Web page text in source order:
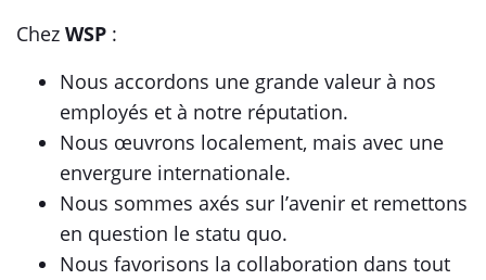
Chez WSP :
Nous accordons une grande valeur à nos
employés et à notre réputation.
Nous œuvrons localement, mais avec une
envergure internationale.
Nous sommes axés sur l’avenir et remettons
en question le statu quo.
Nous favorisons la collaboration dans tout